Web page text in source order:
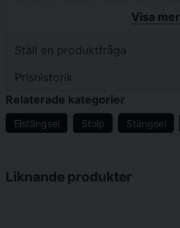
Stängsel
Visa mer
Ställ en produktfråga
question
Prishistorik
Relaterade kategorier
Elstängsel Stolp Stängsel
Liknande produkter